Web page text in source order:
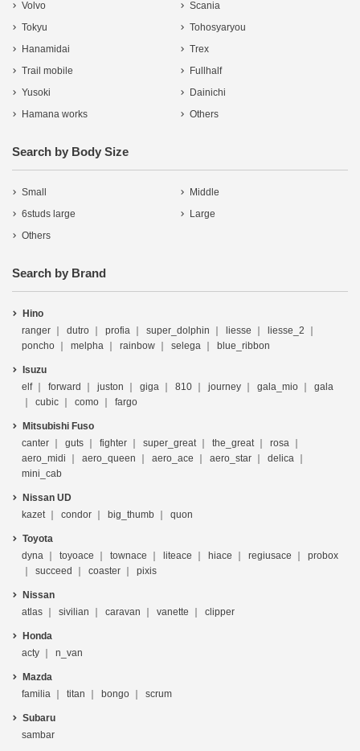
Volvo
Scania
Tokyu
Tohosyaryou
Hanamidai
Trex
Trail mobile
Fullhalf
Yusoki
Dainichi
Hamana works
Others
Search by Body Size
Small
Middle
6studs large
Large
Others
Search by Brand
Hino
ranger
dutro profia super_dolphin liesse
liesse_2
poncho
melpha rainbow selega blue_ribbon
Isuzu
elf
forward juston giga 810 journey gala_mio
gala
cubic
como fargo
Mitsubishi Fuso
canter
guts fighter super_great the_great
rosa
aero_midi
aero_queen aero_ace aero_star
delica
mini_cab
Nissan UD
kazet
condor big_thumb quon
Toyota
dyna
toyoace townace liteace hiace regiusace
probox
succeed
coaster pixis
Nissan
atlas
sivilian caravan vanette clipper
Honda
acty
n_van
Mazda
familia
titan bongo scrum
Subaru
sambar